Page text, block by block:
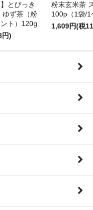
とびっき
ゆず茶（粉
ト）120g
円)
粉末玄米茶
100p（1袋/1
1,609円(税